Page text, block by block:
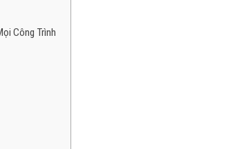
Công Trình